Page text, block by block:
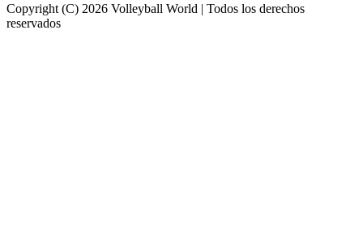
Copyright (C) 2026 Volleyball World | Todos los derechos
reservados